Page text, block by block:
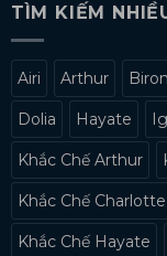
TÌM KIẾM
Airi Arthur Biron
Dolia Hayate
Khắc Chế Arthur
Khắc Chế Charlotte
Khắc Chế Hayate